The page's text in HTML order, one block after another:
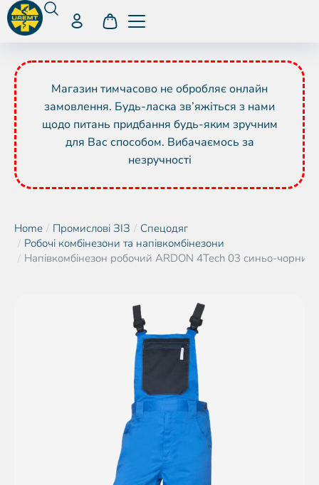
Магазин тимчасово не обробляє онлайн
замовлення. Будь-ласка зв’яжіться з нами
щодо питань придбання будь-яким зручним
для Вас способом. Вибачаємось за
незручності
You are here:
Home Промислові ЗІЗ
Спецодяг
Робочі комбінезони та напівкомбінезони
Напівкомбінезон робочий ARDON 4Tech 03 синьо-чорний